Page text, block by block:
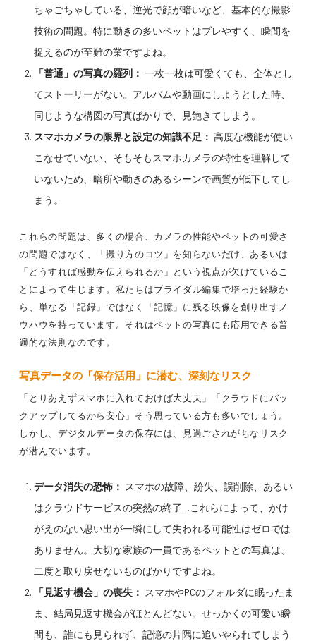
ちゃごちゃしている、逆光で顔が暗いなど、基本的な撮影
技術の問題。特に動きの多いペットはブレやすく、瞬間を
捉えるのが至難の業ですよね。
「普通」の写真の羅列： 一枚一枚は可愛くても、全体とし
てストーリーがない。アルバムや動画にしようとした時、
同じような構図の写真ばかりで、見飽きてしまう。
スマホカメラの限界と設定の知識不足： 高度な機能が使い
こなせていない、そもそもスマホカメラの特性を理解して
いないため、暗所や動きのあるシーンで画質が低下してし
まう。
これらの問題は、多くの場合、カメラの性能やペットの可愛さ
の問題ではなく、「撮り方のコツ」を知らないだけ、あるいは
「どうすれば感動を伝えられるか」という視点が欠けているこ
とによって生じます。私たちはブライダル編集で培った経験か
ら、単なる「記録」ではなく「記憶」に残る映像を創り出すノ
ウハウを持っています。それはペットの写真にも応用できる普
遍的な法則なのです。
写真データの「保存活用」に潜む、深刻なリスク
「とりあえずスマホに入れておけば大丈夫」「クラウドにバッ
クアップしてるから安心」そう思っている方も多いでしょう。
しかし、デジタルデータの保存には、見過ごされがちなリスク
が潜んでいます。
データ消失の恐怖： スマホの故障、紛失、誤削除、あるい
はクラウドサービスの突然の終了…これらによって、かけ
がえのない思い出が一瞬にして失われる可能性はゼロでは
ありません。大切な家族の一員であるペットとの写真は、
二度と取り戻せないものばかりですよね。
「見返す機会」の喪失： スマホやPCのフォルダに眠ったま
ま、結局見返す機会がほとんどない。せっかくの可愛い瞬
間も、誰にも見られず、記憶の片隅に追いやられてしまう